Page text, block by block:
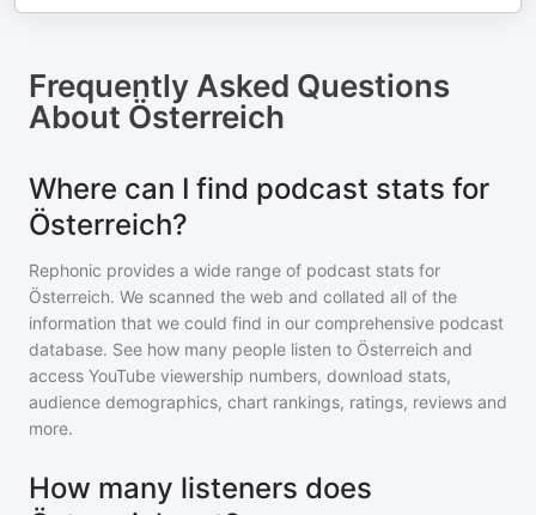
Frequently Asked Questions
About Österreich
Where can I find podcast stats for
Österreich?
Rephonic provides a wide range of podcast stats for
Österreich. We scanned the web and collated all of the
information that we could find in our comprehensive podcast
database. See how many people listen to Österreich and
access YouTube viewership numbers, download stats,
audience demographics, chart rankings, ratings, reviews and
more.
How many listeners does